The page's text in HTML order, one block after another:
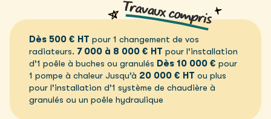
Dès 500 € HT pour 1 changement de vos
radiateurs. 7 000 à 8 000 € HT pour l’installation
d’1 poêle à buches ou granulés Dès 10 000 € pour
1 pompe à chaleur Jusqu’à 20 000 € HT ou plus
pour l’installation d’1 système de chaudière à
granulés ou un poêle hydraulique